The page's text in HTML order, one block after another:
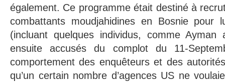
également. Ce programme était destiné à
combattants moudjahidines en Bosnie pour
(incluant quelques individus, comme Ayman
ensuite accusés du complot du 11-
comportement des enquêteurs et des
qu’un certain nombre d’agences US ne